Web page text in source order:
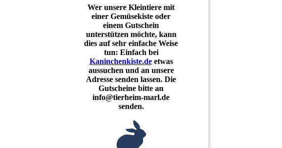
Wer unsere Kleintiere mit
einer Gemüsekiste oder
einem Gutschein
unterstützen möchte, kann
dies auf sehr einfache Weise
tun: Einfach bei
Kaninchenkiste.deetwas
aussuchen und an unsere
Adresse senden lassen. Die
Gutscheine bitte an
info@tierheim-marl.de
senden.